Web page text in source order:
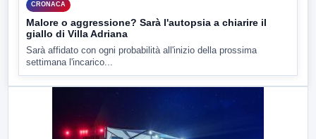
CRONACA
Malore o aggressione? Sarà l'autopsia a chiarire il
giallo di Villa Adriana
Sarà affidato con ogni probabilità all'inizio della prossima
settimana l'incarico...